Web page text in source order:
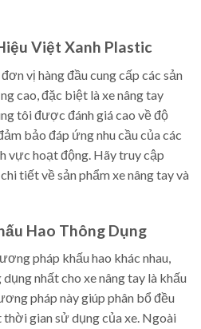
Việt Xanh Plastic
vị hàng đầu cung cấp các sản
cao, đặc biệt là xe nâng tay
tôi được đánh giá cao về độ
bảo đáp ứng nhu cầu của các
vực hoạt động. Hãy truy cập
tiết về sản phẩm xe nâng tay và
Hao Thông Dụng
pháp khấu hao khác nhau,
nhất cho xe nâng tay là khấu
pháp này giúp phân bổ đều
gian sử dụng của xe. Ngoài